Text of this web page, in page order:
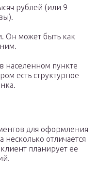
рублей (или 9
Он может быть как
населенном пункте
есть структурное
для оформления
отличается
планирует ее